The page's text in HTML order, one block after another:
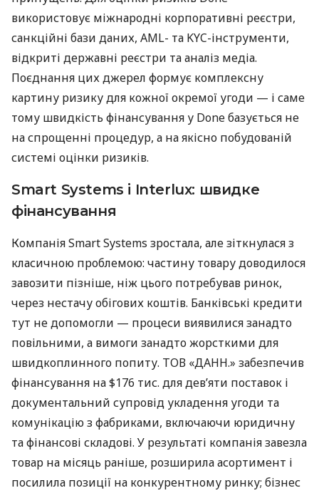
використовує міжнародні корпоративні реєстри,
санкційні бази даних, AML- та KYC-інструменти,
відкриті державні реєстри та аналіз медіа.
Поєднання цих джерел формує комплексну
картину ризику для кожної окремої угоди — і саме
тому швидкість фінансування у Done базується не
на спрощенні процедур, а на якісно побудованій
системі оцінки ризиків.
Smart Systems і Interlux: швидке
фінансування
Компанія Smart Systems зростала, але зіткнулася з
класичною проблемою: частину товару доводилося
завозити пізніше, ніж цього потребував ринок,
через нестачу обігових коштів. Банківські кредити
тут не допомогли — процеси виявилися занадто
повільними, а вимоги занадто жорсткими для
швидкоплинного попиту. ТОВ «ДАНН.» забезпечив
фінансування на $176 тис. для дев’яти поставок і
документальний супровід укладення угоди та
комунікацію з фабриками, включаючи юридичну
та фінансові складові. У результаті компанія завезла
товар на місяць раніше, розширила асортимент і
посилила позиції на конкурентному ринку; бізнес